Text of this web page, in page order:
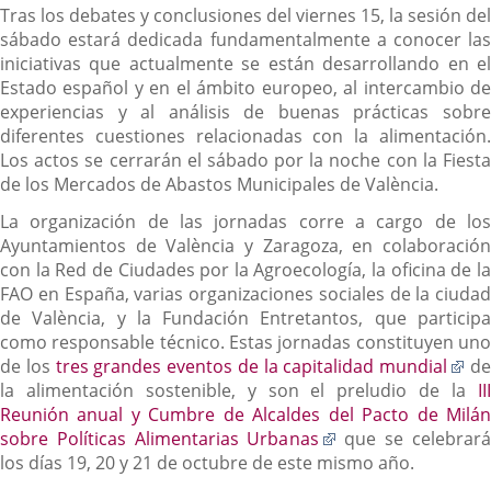
Tras los debates y conclusiones del viernes 15, la sesión del
sábado estará dedicada fundamentalmente a conocer las
iniciativas que actualmente se están desarrollando en el
Estado español y en el ámbito europeo, al intercambio de
experiencias y al análisis de buenas prácticas sobre
diferentes cuestiones relacionadas con la alimentación.
Los actos se cerrarán el sábado por la noche con la Fiesta
de los Mercados de Abastos Municipales de València.
La organización de las jornadas corre a cargo de los
Ayuntamientos de València y Zaragoza, en colaboración
con la Red de Ciudades por la Agroecología, la oficina de la
FAO en España, varias organizaciones sociales de la ciudad
de València, y la Fundación Entretantos, que participa
como responsable técnico. Estas jornadas constituyen uno
de los tres grandes eventos de la capitalidad mundial
a
de
la alimentación sostenible, y son el preludio de la III
Reunión anual y Cumbre de Alcaldes del Pacto de Milán
sobre Políticas Alimentarias Urbanas
Enlace
a
que se celebrará
los días 19, 20 y 21 de octubre de este mismo año.